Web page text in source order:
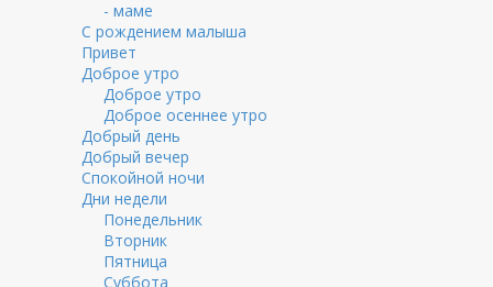
- маме
С рождением малыша
Привет
Доброе утро
Доброе утро
Доброе осеннее утро
Добрый день
Добрый вечер
Спокойной ночи
Дни недели
Понедельник
Вторник
Пятница
Суббота